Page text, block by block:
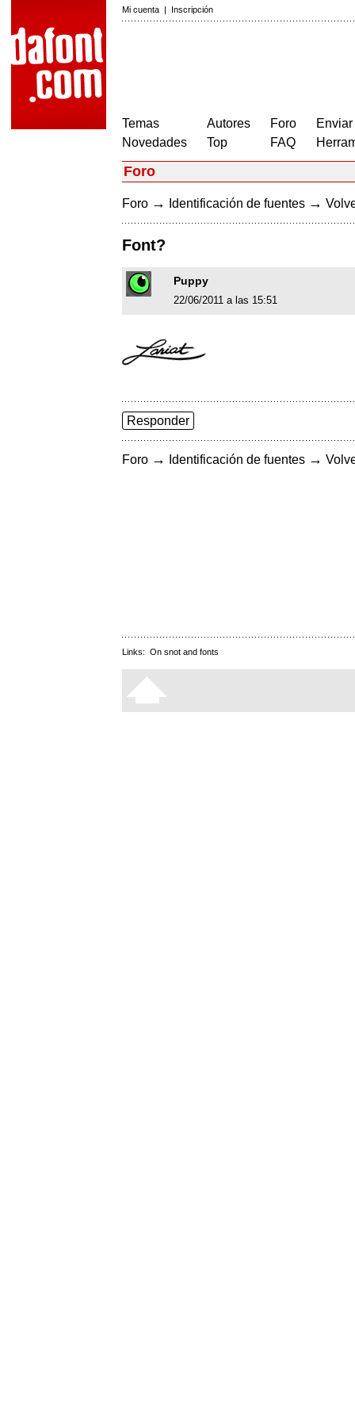
Mi cuenta | Inscripción
Temas
Novedades
Autores
Top
Foro
FAQ
Foro
Foro → Identificación de fuentes →
Font?
Puppy
22/06/2011 a las 15:51
Responder
Foro → Identificación de fuentes →
Links: On snot and fonts